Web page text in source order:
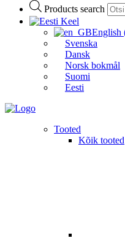
Products search
Keel
English
Svenska
Dansk
Norsk bokmål
Suomi
Eesti
Tooted
Kõik tooted